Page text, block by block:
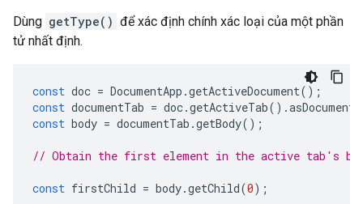
Dùng getType() để xác định chính xác loại của một phần
tử nhất định.
const doc = DocumentApp .getActiveDocument();
const documentTab = doc.getActiveTab().
const body = documentTab .getBody();
// Obtain the first element in the active tab's
const firstChild = body.getChild(0);